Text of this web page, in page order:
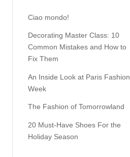
Ciao mondo!
Decorating Master Class: 10
Common Mistakes and How to
Fix Them
An Inside Look at Paris Fashion
Week
The Fashion of Tomorrowland
20 Must-Have Shoes For the
Holiday Season